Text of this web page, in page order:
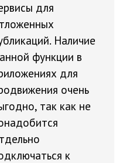
для
Наличие
функции в
для
очень
так как не
к